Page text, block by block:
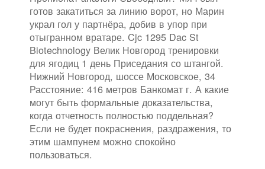
готов закатиться за линию ворот, но Марин
украл гол у партнёра, добив в упор при
отыгранном вратаре. Cjc 1295 Dac St
Biotechnology Велик Новгород тренировки
для ягодиц 1 день Приседания со штангой.
Нижний Новгород, шоссе Московское, 34
Расстояние: 416 метров Банкомат г. А какие
могут быть формальные доказательства,
когда отчетность полностью поддельная?
Если не будет покраснения, раздражения, то
этим шампунем можно спокойно
пользоваться.